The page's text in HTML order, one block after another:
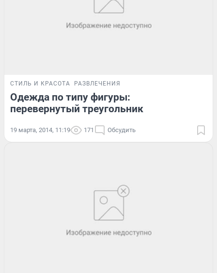
СТИЛЬ И КРАСОТА РАЗВЛЕЧЕНИЯ
Одежда по типу фигуры:
перевернутый треугольник
19 марта, 2014, 11:19 171 Обсудить